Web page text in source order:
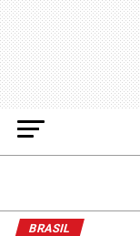
BRASIL